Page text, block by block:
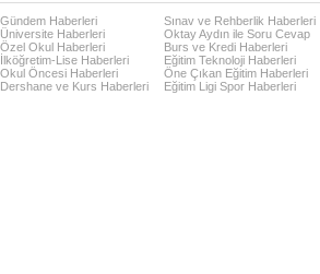
Gündem Haberleri
Üniversite Haberleri
Özel Okul Haberleri
İlköğretim-Lise Haberleri
Okul Öncesi Haberleri
Dershane ve Kurs Haberleri
Sınav ve Rehberlik Haberleri
Oktay Aydın ile Soru Cevap
Burs ve Kredi Haberleri
Eğitim Teknoloji Haberleri
Öne Çıkan Eğitim Haberleri
Eğitim Ligi Spor Haberleri